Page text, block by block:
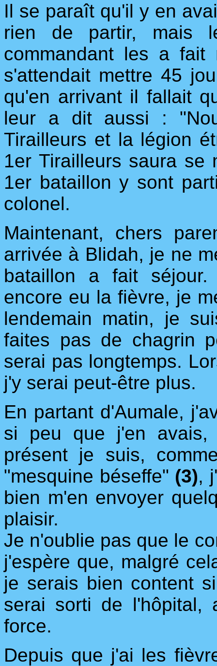
Il se paraît qu'il y en
rien de partir, mais
commandant les a
s'attendait mettre 45
qu'en arrivant il fallait
leur a dit aussi :
Tirailleurs et la légion
1er Tirailleurs saura se
1er bataillon y sont
colonel.
Maintenant, chers
arrivée à Blidah, je ne
bataillon a fait
encore eu la fièvre, je
lendemain matin, je
faites pas de chagrin
serai pas longtemps.
j'y serai peut-être plus.
En partant d'Aumale,
si peu que j'en
présent je suis,
"mesquine béseffe" (3),
bien m'en envoyer
plaisir.
Je n'oublie pas que le
j'espère que, malgré
je serais bien content
serai sorti de l'hôpital,
force.
Depuis que j'ai les